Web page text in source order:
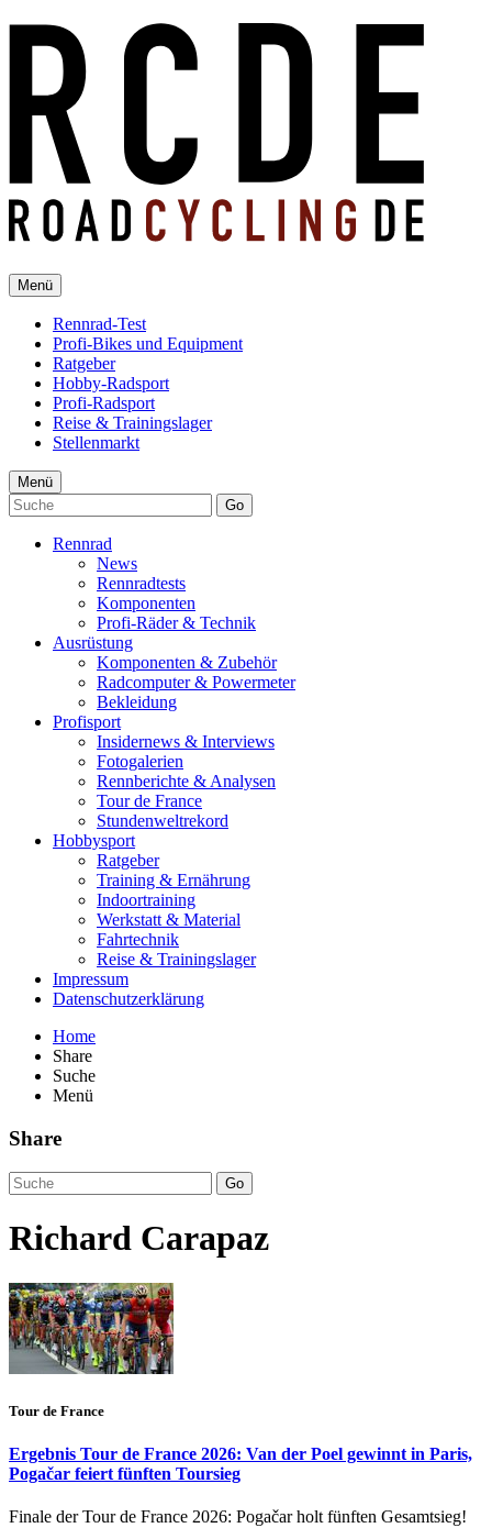
Menü
Rennrad-Test
Profi-Bikes und Equipment
Ratgeber
Hobby-Radsport
Profi-Radsport
Reise & Trainingslager
Stellenmarkt
Menü
Go
Rennrad
News
Rennradtests
Komponenten
Profi-Räder & Technik
Ausrüstung
Komponenten & Zubehör
Radcomputer & Powermeter
Bekleidung
Profisport
Insidernews & Interviews
Fotogalerien
Rennberichte & Analysen
Tour de France
Stundenweltrekord
Hobbysport
Ratgeber
Training & Ernährung
Indoortraining
Werkstatt & Material
Fahrtechnik
Reise & Trainingslager
Impressum
Datenschutzerklärung
Home
Share
Suche
Menü
Share
Go
Richard Carapaz
Tour de France
Ergebnis Tour de France 2026: Van der Poel gewinnt in Paris,
Pogačar feiert fünften Toursieg
Finale der Tour de France 2026: Pogačar holt fünften Gesamtsieg!